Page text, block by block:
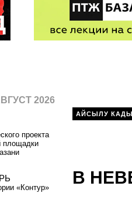
АЙСЫЛУ
В
2026
проекта
площадки
«Контур»